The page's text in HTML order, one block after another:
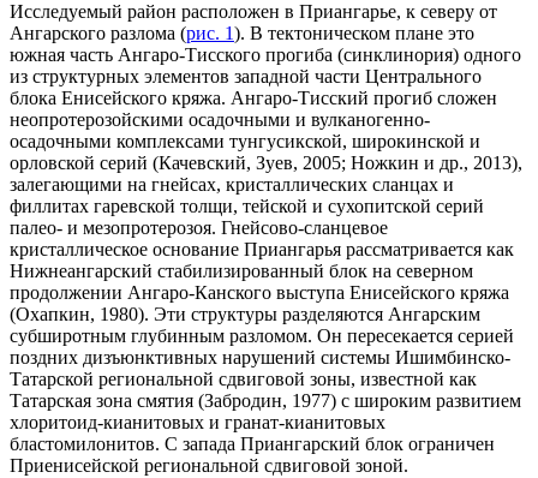
Исследуемый район расположен в Приангарье, к северу от
Ангарского разлома (рис. 1). В тектоническом плане это
южная часть Ангаро-Тисского прогиба (синклинория) одного
из структурных элементов западной части Центрального
блока Енисейского кряжа. Ангаро-Тисский прогиб сложен
неопротерозойскими осадочными и вулканогенно-
осадочными комплексами тунгусикской, широкинской и
орловской серий (Качевский, Зуев, 2005; Ножкин и др., 2013),
залегающими на гнейсах, кристаллических сланцах и
филлитах гаревской толщи, тейской и сухопитской серий
палео- и мезопротерозоя. Гнейсово-сланцевое
кристаллическое основание Приангарья рассматривается как
Нижнеангарский стабилизированный блок на северном
продолжении Ангаро-Канского выступа Енисейского кряжа
(Охапкин, 1980). Эти структуры разделяются Ангарским
субширотным глубинным разломом. Он пересекается серией
поздних дизъюнктивных нарушений системы Ишимбинско-
Татарской региональной сдвиговой зоны, известной как
Татарская зона смятия (Забродин, 1977) с широким развитием
хлоритоид-кианитовых и гранат-кианитовых
бластомилонитов. С запада Приангарский блок ограничен
Приенисейской региональной сдвиговой зоной.